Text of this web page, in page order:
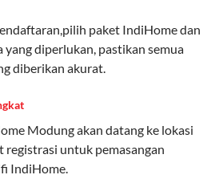
kebutuhan dasar, Paket
menginginkan fitur lengkap,
untuk pengguna yang
internet tinggi.
dengan Kuota Keluarga
Telkomsel One adalah Paket
kuota hingga 30 GB, Anda
kepada anggota keluarga
paket IndiHome dan
yang diperlukan, pastikan semua
diberikan akurat.
Modung akan datang ke lokasi
registrasi untuk pemasangan
IndiHome.